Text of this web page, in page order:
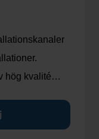
hög kvalité…